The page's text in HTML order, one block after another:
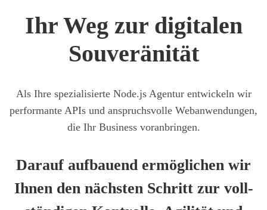
Ihr Weg zur digi­ta­len
Sou­ve­rä­ni­tät
Als Ihre spe­zia­li­sier­te Node.js Agen­tur ent­wi­ckeln wir
per­for­man­te APIs und anspruchs­vol­le Web­an­wen­dun­gen,
die Ihr Busi­ness vor­an­brin­gen.
Dar­auf auf­bau­end ermög­li­chen wir
Ihnen den nächs­ten Schritt zur voll­